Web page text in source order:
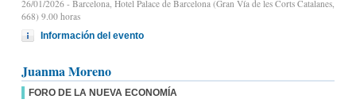
26/01/2026 - Barcelona, Hotel Palace de Barcelona (Gran Vía de les Corts Catalanes,
668) 9.00 horas
Información del evento
Juanma Moreno
FORO DE LA NUEVA ECONOMÍA